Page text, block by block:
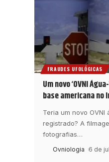
FRAUDES UFOLÓGICAS
Um novo ‘OVNI
base americana no
Teria um novo OVNI
registrado? A
fotografias…
Ovniologia 6 de